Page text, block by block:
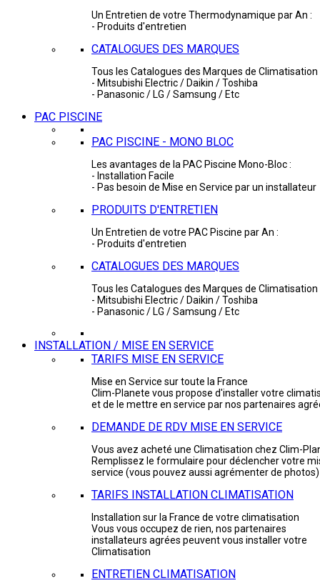
Un Entretien de votre Thermodynamique par An :
- Produits d'entretien
CATALOGUES DES MARQUES
Tous les Catalogues des Marques de Climatisation
- Mitsubishi Electric / Daikin / Toshiba
- Panasonic / LG / Samsung / Etc
PAC PISCINE
PAC PISCINE - MONO BLOC
Les avantages de la PAC Piscine Mono-Bloc :
- Installation Facile
- Pas besoin de Mise en Service par un installateur
PRODUITS D'ENTRETIEN
Un Entretien de votre PAC Piscine par An :
- Produits d'entretien
CATALOGUES DES MARQUES
Tous les Catalogues des Marques de Climatisation
- Mitsubishi Electric / Daikin / Toshiba
- Panasonic / LG / Samsung / Etc
INSTALLATION / MISE EN SERVICE
TARIFS MISE EN SERVICE
Mise en Service sur toute la France
Clim-Planete vous propose d'installer votre
et de le mettre en service par nos partenaires
DEMANDE DE RDV MISE EN SERVICE
Vous avez acheté une Climatisation chez Clim-
Remplissez le formulaire pour déclencher votre
service (vous pouvez aussi agrémenter de photos)
TARIFS INSTALLATION CLIMATISATION
Installation sur la France de votre climatisation
Vous vous occupez de rien, nos partenaires
installateurs agrées peuvent vous installer votre
Climatisation
ENTRETIEN CLIMATISATION